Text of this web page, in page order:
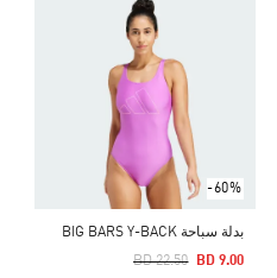
-60%
بدلة سباحة BIG BARS Y-BACK
Price Reduced From
BD 22.50
To BD 9.00
Price Reduced From